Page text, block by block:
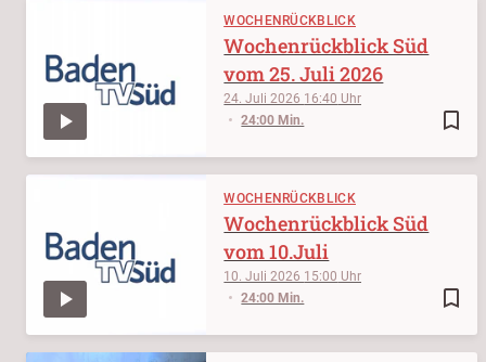
WOCHENRÜCKBLICK
bookmark_border
24. Juli 2026 16:40
24:00 Min.
Wochenrückblick Süd
vom 25. Juli 2026
WOCHENRÜCKBLICK
bookmark_border
10. Juli 2026 15:00
24:00 Min.
Wochenrückblick Süd
vom 10.Juli